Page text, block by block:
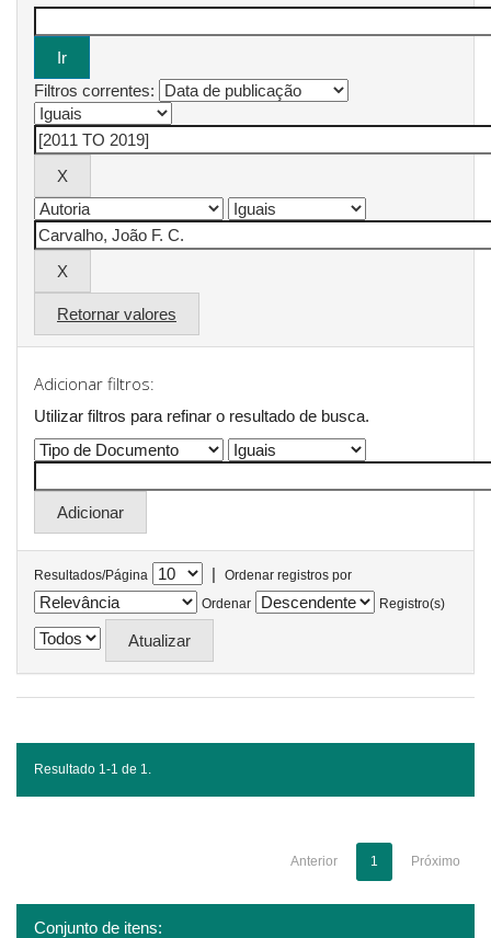
Filtros correntes:
Retornar valores
Adicionar filtros:
Utilizar filtros para refinar o resultado de busca.
Resultados/Página |
Ordenar registros por
Ordenar
Registro(s)
Resultado 1-1 de 1.
Anterior 1 Próximo
Conjunto de itens: